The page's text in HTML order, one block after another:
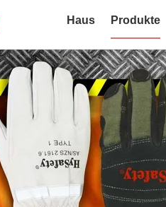
Haus Produkte